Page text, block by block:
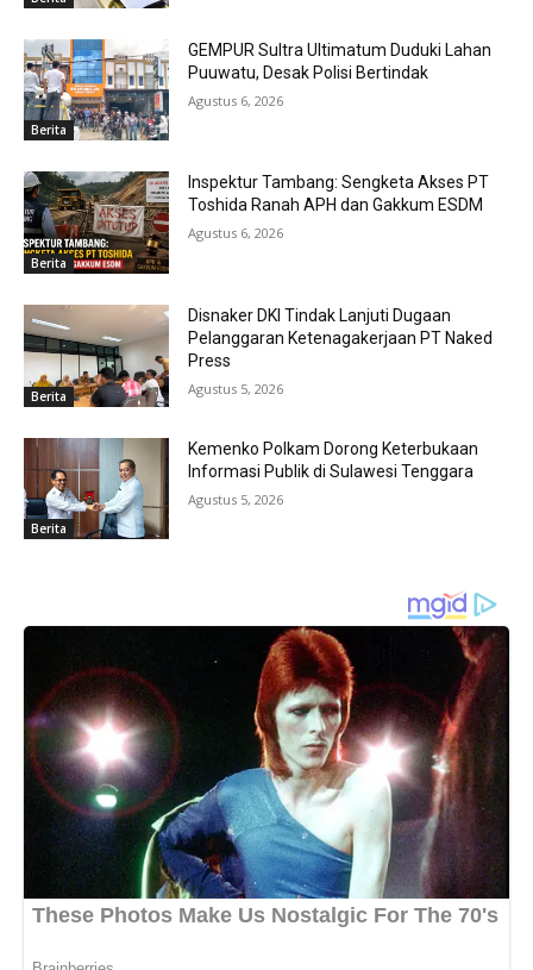
Berita
GEMPUR Sultra Ultimatum Duduki Lahan
Puuwatu, Desak Polisi Bertindak
Agustus 6, 2026
Berita
Inspektur Tambang: Sengketa Akses PT
Toshida Ranah APH dan Gakkum ESDM
Agustus 6, 2026
Berita
Disnaker DKI Tindak Lanjuti Dugaan
Pelanggaran Ketenagakerjaan PT Naked
Press
Agustus 5, 2026
Berita
Kemenko Polkam Dorong Keterbukaan
Informasi Publik di Sulawesi Tenggara
Agustus 5, 2026